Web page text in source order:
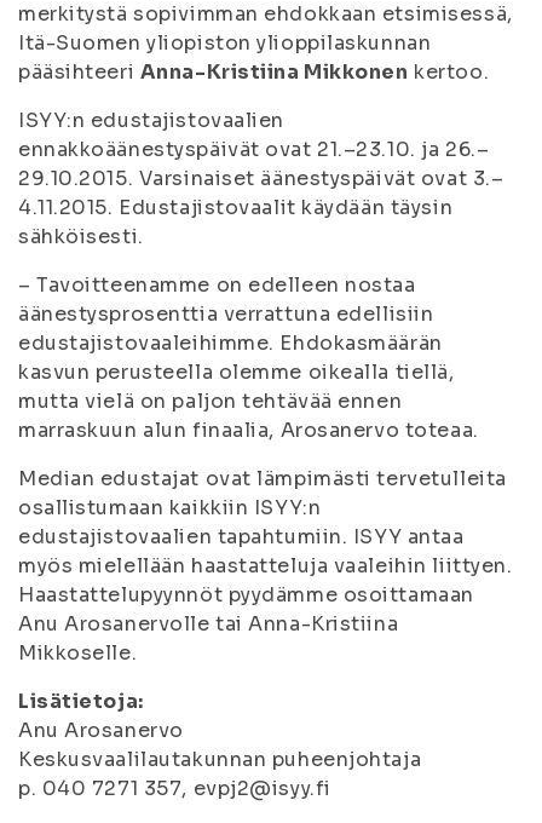
merkitystä sopivimman ehdokkaan etsimisessä,
Itä-Suomen yliopiston ylioppilaskunnan
pääsihteeri Anna-Kristiina Mikkonen kertoo.
ISYY:n edustajistovaalien
ennakkoäänestyspäivät ovat 21.–23.10. ja 26.–
29.10.2015. Varsinaiset äänestyspäivät ovat 3.–
4.11.2015. Edustajistovaalit käydään täysin
sähköisesti.
– Tavoitteenamme on edelleen nostaa
äänestysprosenttia verrattuna edellisiin
edustajistovaaleihimme. Ehdokasmäärän
kasvun perusteella olemme oikealla tiellä,
mutta vielä on paljon tehtävää ennen
marraskuun alun finaalia, Arosanervo toteaa.
Median edustajat ovat lämpimästi tervetulleita
osallistumaan kaikkiin ISYY:n
edustajistovaalien tapahtumiin. ISYY antaa
myös mielellään haastatteluja vaaleihin liittyen.
Haastattelupyynnöt pyydämme osoittamaan
Anu Arosanervolle tai Anna-Kristiina
Mikkoselle.
Lisätietoja:
Anu Arosanervo
Keskusvaalilautakunnan puheenjohtaja
p. 040 7271 357, evpj2@isyy.fi